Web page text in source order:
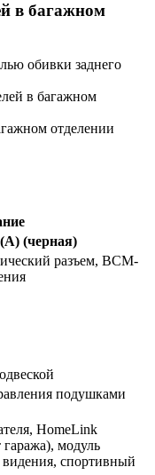
в багажном
обивки заднего
(черная)
разъем, BCM-
подушками
HomeLink
модуль
спортивный